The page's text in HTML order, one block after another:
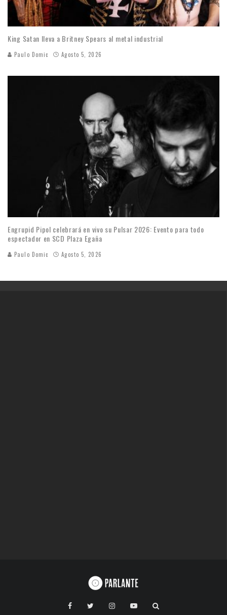
King Satan lleva a Britney Spears al metal industrial
Paulo Domic Agosto 5, 2026
Engrupid Pipol celebrará en vivo su Pulsar 2026: Evento para todo
espectador en SCD Plaza Egaña
Paulo Domic Agosto 5, 2026